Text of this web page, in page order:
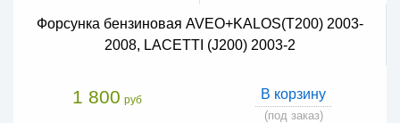
Форсунка бензиновая AVEO+KALOS(T200) 2003-
2008, LACETTI (J200) 2003-2
1 800 руб В корзину
(под заказ)